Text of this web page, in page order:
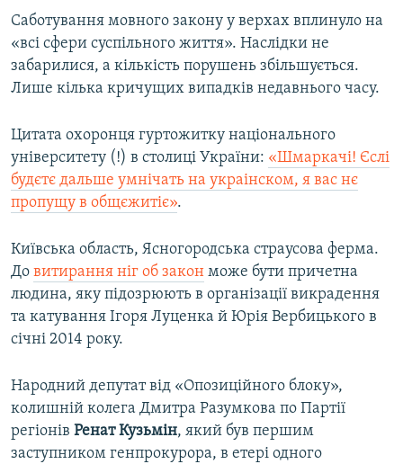
Саботування мовного закону у верхах вплинуло на
«всі сфери суспільного життя». Наслідки не
забарилися, а кількість порушень збільшується.
Лише кілька кричущих випадків недавнього часу.
Цитата охоронця гуртожитку національного
університету (!) в столиці України: «Шмаркачі! Єслі
будєтє дальше умнічать на украінском, я вас нє
пропущу в общєжитіє».
Київська область, Ясногородська страусова ферма.
До витирання ніг об закон може бути причетна
людина, яку підозрюють в організації викрадення
та катування Ігоря Луценка й Юрія Вербицького в
січні 2014 року.
Народний депутат від «Опозиційного блоку»,
колишній колега Дмитра Разумкова по Партії
регіонів Ренат Кузьмін, який був першим
заступником генпрокурора, в етері одного